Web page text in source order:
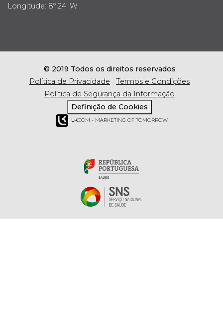
Longitude: 8º 24’ W
© 2019 Todos os direitos reservados
Política de Privacidade
Termos e Condições
Política de Segurança da Informação
Definição de Cookies
LKCOM - MARKETING OF TOMORROW